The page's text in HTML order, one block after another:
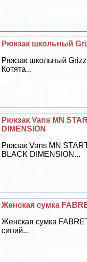
Рюкзак школьный
Рюкзак школьный
Котята...
Рюкзак Vans MN
DIMENSION
Рюкзак Vans MN
BLACK DIMENSION...
Женская сумка
Женская сумка
синий...